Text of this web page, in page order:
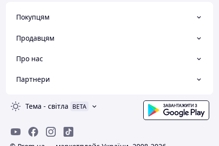
Покупцям
Продавцям
Про нас
Партнери
Тема - світла BETA